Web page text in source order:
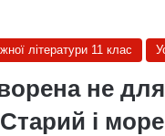
літератури 11 клас
не
і